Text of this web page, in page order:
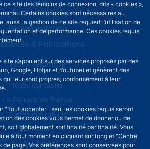
ce site des témoins de connexion, dits « cookies »,
Certains cookies sont nécessaires au
aussi la gestion de ce site requiert l’utilisation de
et de performance. Ces cookies requis
s’appuient sur des services proposés par des
Google, Hotjar et Youtube) et génèrent des
qui leur sont propres, conformément à leur
"Tout accepter", seul les cookies requis seront
des cookies vous permet de donner ou de
soit globalement soit finalité par finalité. Vous
à tout moment en cliquant sur l’onglet "Centre
page. Vos préférences sont conservées pour
Nos missions
Réglementation
& Publications
Nous rejoindre
menu (French)
Nous contacter
La Banque de France
Autres institutions
LinkedIn
YouTube